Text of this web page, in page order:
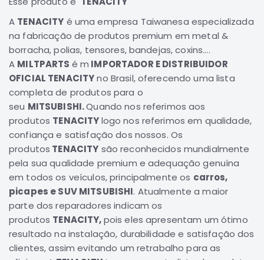
Filtros
Transmissão
Elétrica
Acessórios
L200
GL,
e
SPORT
Motor
Suspensão
Freio
Correias
Filtros
Transmissão
A TENACITY é uma empresa Taiwanesa especializada
na fabricação de produtos premium em metal &
borracha, polias, tensores, bandejas, coxins....
A MILTPARTS é m IMPORTADOR E DISTRIBUIDOR
OFICIAL TENACITYno Brasil, oferecendo uma lista
completa de produtos para o
seu MITSUBISHI.Quando nos referimos aos
produtos TENACITYlogo nos referimos em qualidade,
confiança e satisfação dos nossos. Os
produtos TENACITY são reconhecidos mundialmente
pela sua qualidade premium e adequação genuína
em todos os veículos, principalmente os carros,
picapes e SUV MITSUBISHI. Atualmente a maior
parte dos reparadores indicam os
produtos TENACITY,pois eles apresentam um ótimo
resultado na instalação, durabilidade e satisfação dos
clientes, assim evitando um retrabalho para as